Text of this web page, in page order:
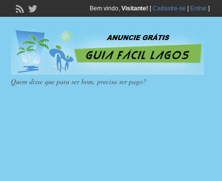
Bem vindo, Visitante! [Cadastre-se Entrar]
Quem disse que para ser bom, precisa ser pago?